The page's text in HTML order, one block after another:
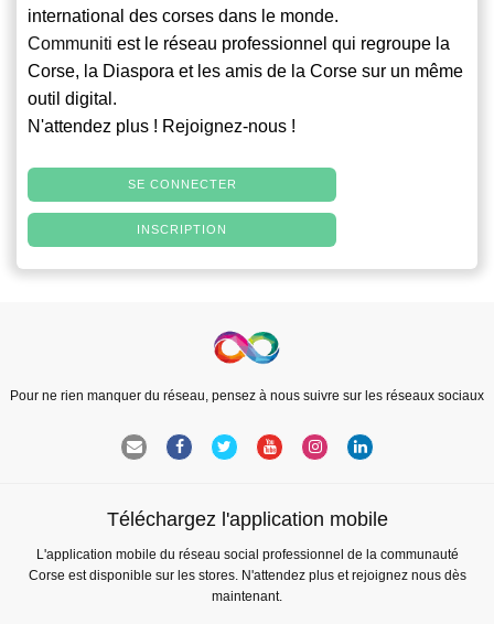
international des corses dans le monde.
Communiti est le réseau professionnel qui regroupe la
Corse, la Diaspora et les amis de la Corse sur un même
outil digital.
N'attendez plus ! Rejoignez-nous !
SE CONNECTER
INSCRIPTION
Pour ne rien manquer du réseau, pensez à nous suivre sur les réseaux sociaux
Téléchargez l'application mobile
L'application mobile du réseau social professionnel de la communauté
Corse est disponible sur les stores. N'attendez plus et rejoignez nous dès
maintenant.